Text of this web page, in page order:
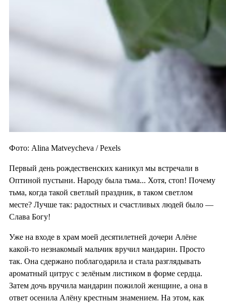
Фото: Alina Matveycheva / Pexels
Первый день рождественских каникул мы встречали в
Оптиной пустыни. Народу была тьма... Хотя, стоп! Почему
тьма, когда такой светлый праздник, в таком светлом
месте? Лучше так: радостных и счастливых людей было —
Слава Богу!
Уже на входе в храм моей десятилетней дочери Алёне
какой-то незнакомый мальчик вручил мандарин. Просто
так. Она сдержано поблагодарила и стала разглядывать
ароматный цитрус с зелёным листиком в форме сердца.
Затем дочь вручила мандарин пожилой женщине, а она в
ответ осенила Алёну крестным знамением. На этом, как